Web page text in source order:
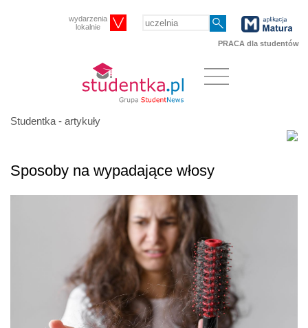
wydarzenia
lokalnie
PRACA dla studentów
Studentka - artykuły
Sposoby na wypadające włosy